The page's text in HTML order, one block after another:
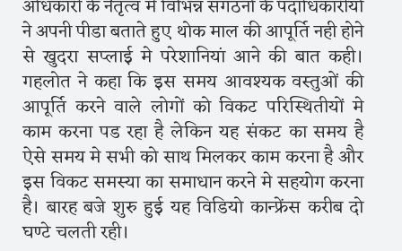
अधिकारी के नैतृत्व मे विभिन्न संगठनों के पदाधिकारीयों
ने अपनी पीडा बताते हुए थोक माल की आपूर्ति नही होने
से खुदरा सप्लाई मे परेशानियां आने की बात कही।
गहलोत ने कहा कि इस समय आवश्यक वस्तुओं की
आपूर्ति करने वाले लोगों को विकट परिस्थितीयों मे
काम करना पड रहा है लेकिन यह संकट का समय है
ऐसे समय मे सभी को साथ मिलकर काम करना है और
इस विकट समस्या का समाधान करने मे सहयोग करना
है। बारह बजे शुरु हुई यह विडियो कान्फ्रेंस करीब दो
घण्टे चलती रही।